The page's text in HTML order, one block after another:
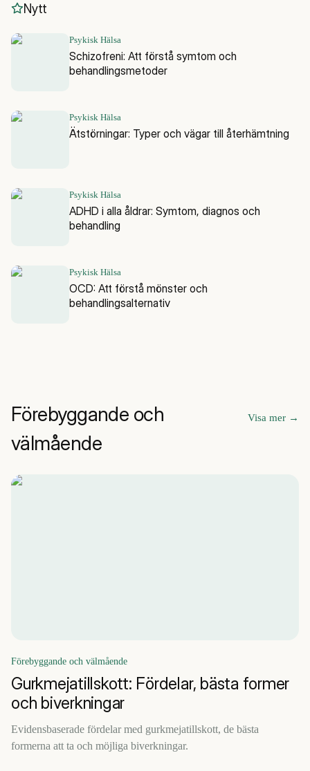
Nytt
Psykisk Hälsa
Schizofreni: Att förstå symtom och
behandlingsmetoder
Psykisk Hälsa
Ätstörningar: Typer och vägar till återhämtning
Psykisk Hälsa
ADHD i alla åldrar: Symtom, diagnos och
behandling
Psykisk Hälsa
OCD: Att förstå mönster och
behandlingsalternativ
Förebyggande och
välmående
Visa mer →
Förebyggande och välmående
Gurkmejatillskott: Fördelar, bästa former
och biverkningar
Evidensbaserade fördelar med gurkmejatillskott, de bästa
formerna att ta och möjliga biverkningar.